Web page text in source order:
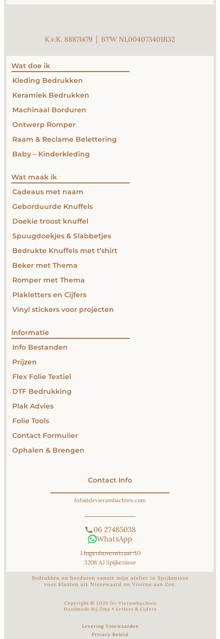
K.v.K. 88871479 │ BTW NL004073401B32
Wat doe ik
Kleding Bedrukken
Keramiek Bedrukken
Machinaal Borduren
Ontwerp Romper
Raam & Reclame Belettering
Baby – Kinderkleding
Wat maak ik
Cadeaus met naam
Geborduurde Knuffels
Doekie troost knuffel
Spuugdoekjes & Slabbetjes
Bedrukte Knuffels met t’shirt
Beker met Thema
Romper met Thema
Plakletters en Cijfers
Vinyl stickers voor projecten
Informatie
Info Bestanden
Prijzen
Flex Folie Textiel
DTF Bedrukking
Plak Advies
Folie Tools
Contact Formulier
Ophalen & Brengen
Contact Info
Info@devierambachten.com
06 27485038
WhatsApp
J.Ingenhovenstraat 30
3208 AJ Spijkenisse
Bedrukken en borduren vanuit mijn atelier in Spijkenisse
voor klanten uit Nissewaard en Voorne aan Zee.
Copyright © 2026 De Vierambachten
Handmade bij Oma • Letters & Cijfers
Levering Voorwaarden
Privacy Beleid